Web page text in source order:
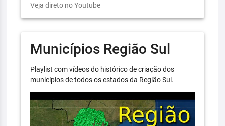
Veja direto no Youtube
Municípios Região Sul
Playlist com vídeos do histórico de criação dos
municípios de todos os estados da Região Sul.